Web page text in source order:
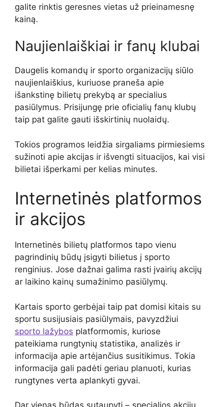
galite rinktis geresnes vietas už prieinamesnę
kainą.
Naujienlaiškiai ir fanų klubai
Daugelis komandų ir sporto organizacijų siūlo
naujienlaiškius, kuriuose praneša apie
išankstinę bilietų prekybą ar specialius
pasiūlymus. Prisijungę prie oficialių fanų klubų
taip pat galite gauti išskirtinių nuolaidų.
Tokios programos leidžia sirgaliams pirmiesiems
sužinoti apie akcijas ir išvengti situacijos, kai visi
bilietai išperkami per kelias minutes.
Internetinės platformos
ir akcijos
Internetinės bilietų platformos tapo vienu
pagrindinių būdų įsigyti bilietus į sporto
renginius. Jose dažnai galima rasti įvairių akcijų
ar laikino kainų sumažinimo pasiūlymų.
Kartais sporto gerbėjai taip pat domisi kitais su
sportu susijusiais pasiūlymais, pavyzdžiui
sporto lažybos platformomis, kuriose
pateikiama rungtynių statistika, analizės ir
informacija apie artėjančius susitikimus. Tokia
informacija gali padėti geriau planuoti, kurias
rungtynes verta aplankyti gyvai.